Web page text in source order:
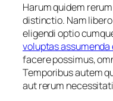
Harum quidem
distinctio. Nam
eligendi optio
voluptas assumenda
facere possimus,
Temporibus autem
aut rerum